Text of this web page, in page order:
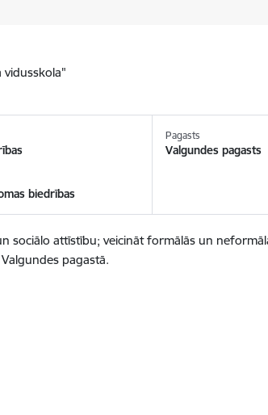
vidusskola"
biedrības
Pagasts
Valgundes pagasts
sociālo attīstību; veicināt formālās un
pagastā.